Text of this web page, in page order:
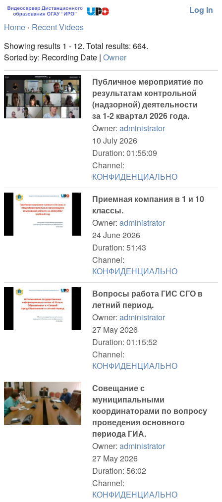
Log In
Home › Recent Videos
Showing results 1 - 12. Total results: 664.
Sorted by: Recording Date | Owner
Публичное мероприятие по
результатам контрольной
(надзорной) деятельности
за 1-2 квартал 2026 года.
Owner: administrator
10 July 2026
Duration: 01:55:09
Channel:
КОНФИДЕНЦИАЛЬНО
Приемная компания в 1 и 10
классы.
Owner: administrator
24 June 2026
Duration: 51:43
Channel:
КОНФИДЕНЦИАЛЬНО
Вопросы работа ГИС СГО в
летний период.
Owner: administrator
27 May 2026
Duration: 01:15:52
Channel:
КОНФИДЕНЦИАЛЬНО
Совещание с
муниципальными
координаторами по вопросу
проведения основного
периода ГИА.
Owner: administrator
27 May 2026
Duration: 56:02
Channel:
КОНФИДЕНЦИАЛЬНО